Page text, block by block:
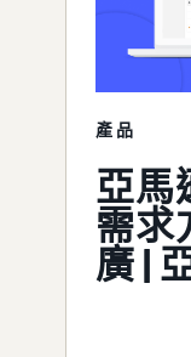
產品
亞馬
需求
廣 |